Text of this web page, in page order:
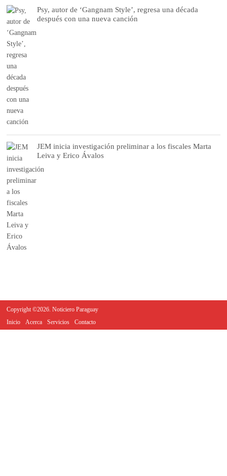
Psy, autor de ‘Gangnam Style’, regresa una década
después con una nueva canción
JEM inicia investigación preliminar a los fiscales Marta
Leiva y Erico Ávalos
Copyright ©2026. Noticiero Paraguay
Inicio
Acerca Servicios Contacto